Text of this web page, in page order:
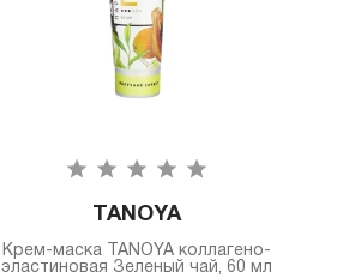
TANOYA
Крем-маска TANOYA коллагено-
эластиновая Зеленый чай, 60 мл